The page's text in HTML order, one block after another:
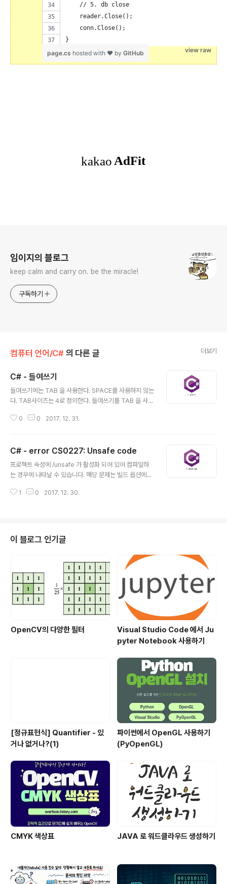
    // 5. db close
    reader.Close();
    conn.Close();
}
view raw
page.cs hosted with ❤ by GitHub
임이지의 블로그
keep calm and carry on. be the miracle!
구독하기
컴퓨터 언어/C# 의 다른 글 더보기
C# - 들여쓰기
들여쓰기에는 TAB 을 사용한다. SPACE를 사용하지 않는
다. TAB사이즈는 4로 정의한다. 들여쓰기를 TAB 을 사용
를 진행하기전에 공통된 룰을 설정 하는게 좋다.Github 의
있다. 주석은 코드와 같은 레벨에 있어야 한다. (들여쓰기의
레벨을 같이 사용한다.) 누군가 슈퍼 개발자가 그랬다. 주석
이 없어도 이해되는 소스가 가장 좋은 소스라고... 하지만
에 코드 레벨에 위치가 중요한 것이 아니라 JIRA 이슈 번
0 0 2017. 12. 31.
C# - error CS0227: Unsafe code
프로젝트 속성에 /unsafe 가 활성화 되어 있어 컴파일하
는 경우에 나타날 수 있습니다. 해당 문제는 빌드 옵션에서
하여 컴파일 에러를 수정 할 수 있습니다.
1 0 2017. 12. 30.
이 블로그 인기글
OpenCV의 다양한 필터
Visual Studio Code 에서 Ju
pyter Notebook 사용하기
[정규표현식] Quantifier - 있
거나 없거나?(1)
파이썬에서 OpenGL 사용하기
(PyOpenGL)
CMYK 색상표 JAVA 로 워드클라우드 생성하기